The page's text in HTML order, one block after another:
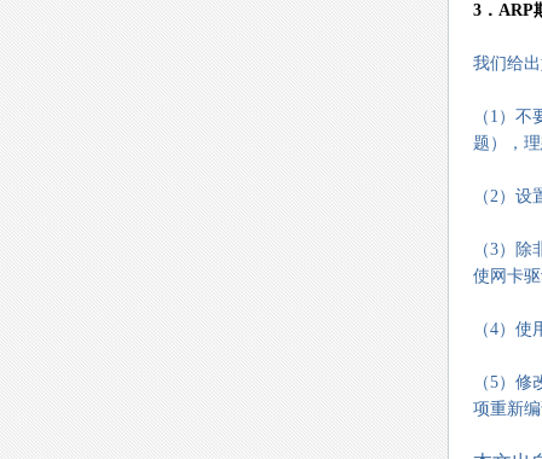
3．ARP
我们给
（1）
题），
（2）
（3）
使网卡
（4）
（5）
项重新